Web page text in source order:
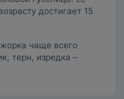
достигает 15
чаще всего
терн, изредка –